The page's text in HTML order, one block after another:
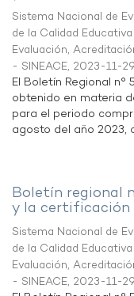
Sistema Nacional de
de la Calidad
Evaluación,
- SINEACE, 2023-11-29
El Boletín Regional
obtenido en materia
para el periodo
agosto del año 2023,
Boletín regional
y la certificación
Sistema Nacional de
de la Calidad
Evaluación,
- SINEACE, 2023-11-29